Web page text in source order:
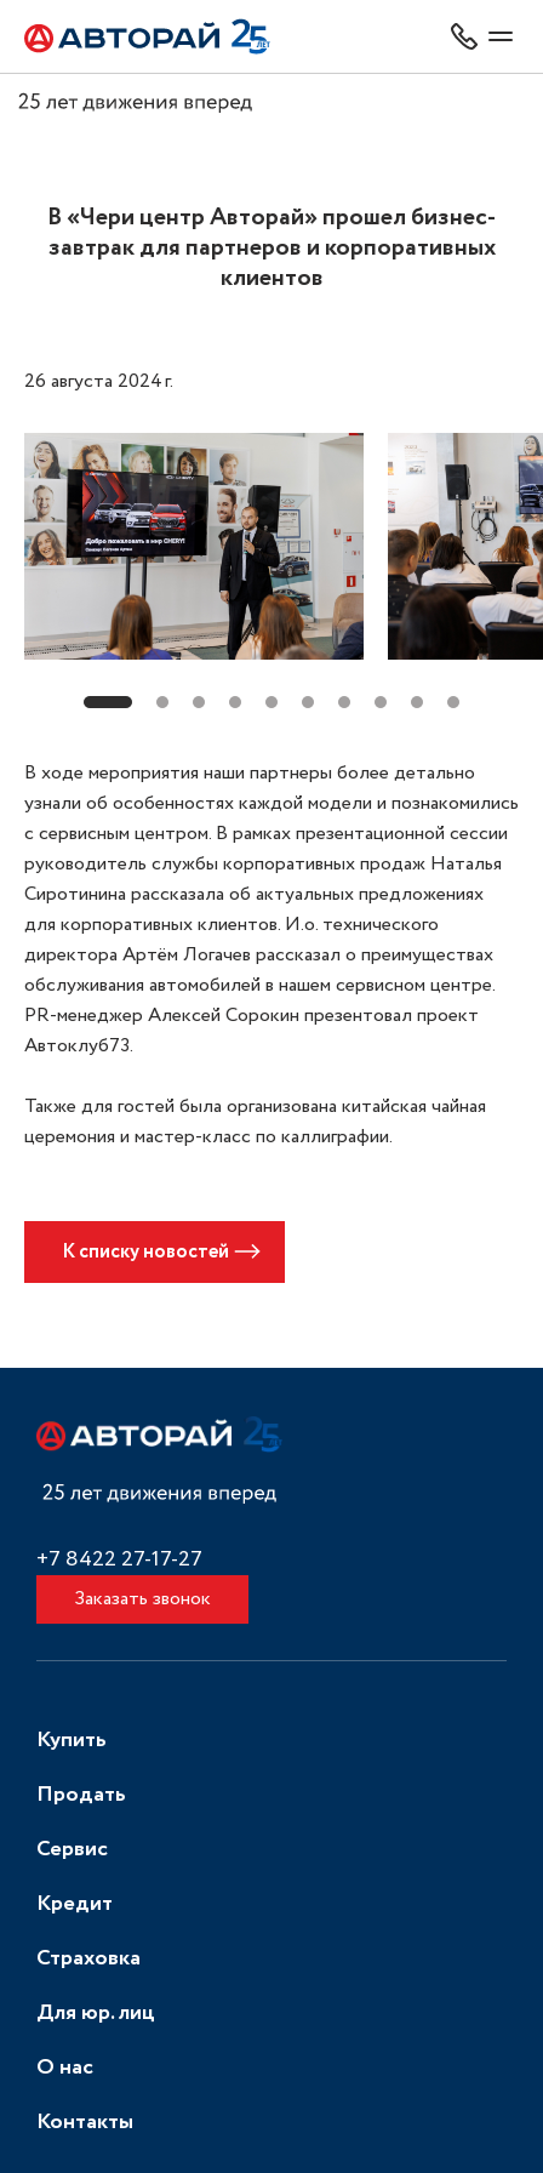
В «Чери центр Авторай» прошел бизнес-
завтрак для партнеров и корпоративных
клиентов
26 августа 2024 г.
В ходе мероприятия наши партнеры более детально
узнали об особенностях каждой модели и познакомились
с сервисным центром. В рамках презентационной сессии
руководитель службы корпоративных продаж Наталья
Сиротинина рассказала об актуальных предложениях
для корпоративных клиентов. И.о. технического
директора Артём Логачев рассказал о преимуществах
обслуживания автомобилей в нашем сервисном центре.
PR-менеджер Алексей Сорокин презентовал проект
Автоклуб73.
Также для гостей была организована китайская чайная
церемония и мастер-класс по каллиграфии.
К списку новостей
+7 8422 27-17-27
Заказать звонок
Купить
Продать
Сервис
Кредит
Страховка
Для юр. лиц
О нас
Контакты